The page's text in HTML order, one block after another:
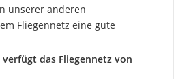
unserer anderen
Fliegennetz eine gute
das Fliegennetz von